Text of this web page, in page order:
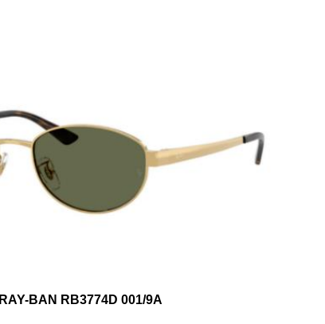
RAY-BAN RB3774D 001/9A